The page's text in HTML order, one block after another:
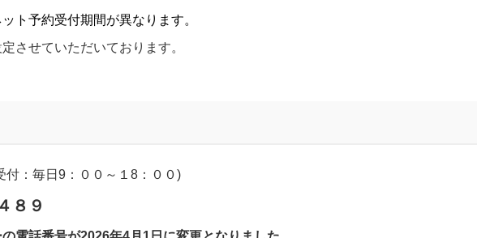
ト予約受付期間が異なります。
させていただいております。
付：毎日9：００～１8：００)
８９